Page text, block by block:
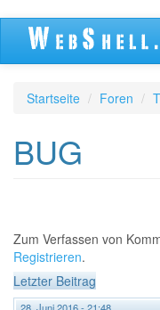
Direkt
Inhalt
Startseite Foren
BUG
Zum Verfassen von
Registrieren.
Letzter Beitrag